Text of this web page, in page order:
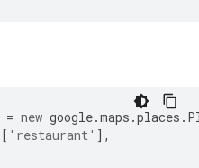
= new google.maps .places .
[ 'restaurant' ],